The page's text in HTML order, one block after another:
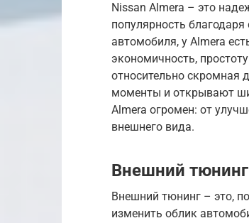
Nissan Almera – это
популярность
автомобиля, у Almera
экономичность,
относительно скромная
моменты и открывают
Almera огромен: от
внешнего вида.
Внешний
Внешний тюнинг – это,
изменить облик